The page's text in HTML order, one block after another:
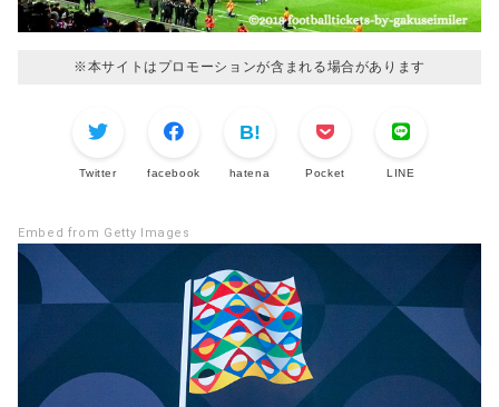
※本サイトはプロモーションが含まれる場合があります
Twitter facebook hatena Pocket LINE
Embed from Getty Images